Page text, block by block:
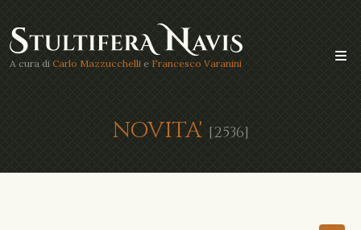
A cura di Carlo Mazzucchelli e Francesco Varanini
NOVITA' [2536]